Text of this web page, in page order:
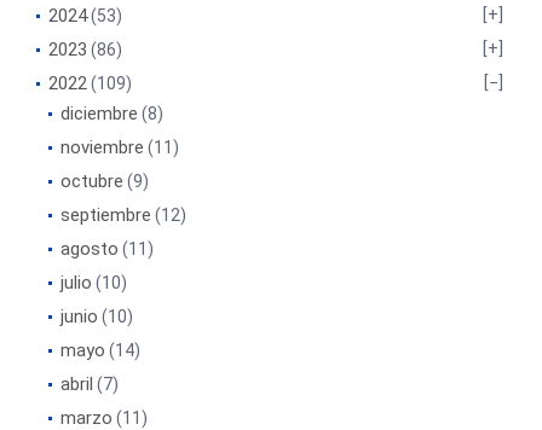
2024(53)
2023 (86)
2022(109)
diciembre (8)
noviembre (11)
octubre (9)
septiembre (12)
agosto (11)
julio (10)
junio (10)
mayo (14)
abril (7)
marzo (11)